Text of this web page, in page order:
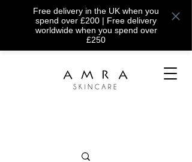
Free delivery in the UK when you
spend over £200 | Free delivery
worldwide when you spend over
£250